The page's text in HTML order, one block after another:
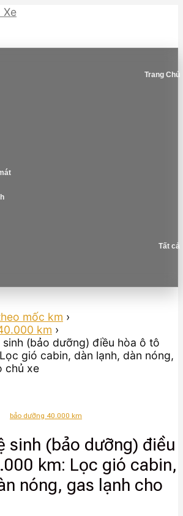
Trang Chủ
Tất cả
mốc km ›
km ›
sinh (bảo dưỡng) điều hòa ô tô
gió cabin, dàn lạnh, dàn nóng,
chủ xe
bảo dưỡng 40.000 km
sinh (bảo dưỡng) điều
km: Lọc gió cabin,
nóng, gas lạnh cho